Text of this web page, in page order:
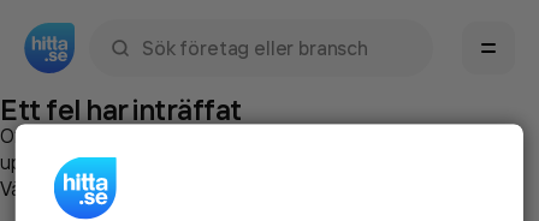
Ett fel har inträffat
Om du vill kan du
uppstod så att vi lättare och snabbare kan avhjälpa det.
Vänligen försök med följande: